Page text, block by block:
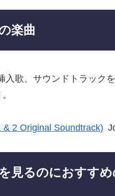
楽曲
入歌、サウンドトラック
2 Original Soundtrack)
見るのにおすすめ